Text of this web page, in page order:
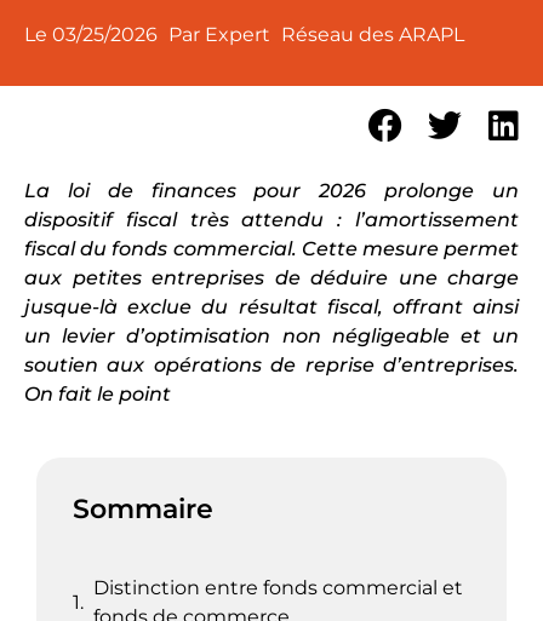
Le 03/25/2026 Par Expert Réseau des ARAPL
La loi de finances pour 2026 prolonge un
dispositif fiscal très attendu : l’amortissement
fiscal du fonds commercial. Cette mesure permet
aux petites entreprises de déduire une charge
jusque-là exclue du résultat fiscal, offrant ainsi
un levier d’optimisation non négligeable et un
soutien aux opérations de reprise d’entreprises.
On fait le point
Sommaire
Distinction entre fonds commercial et